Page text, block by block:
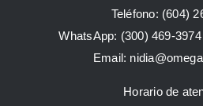
Teléfono: (604)
WhatsApp: (300) 469-
Email:
Horario de